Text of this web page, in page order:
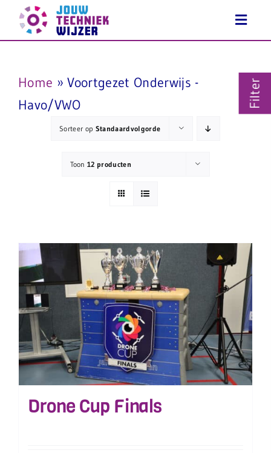
naar
Home »Voortgezet Onderwijs -
Havo/VWO
Sorteer op Standaardvolgorde
Toon12 producten
Drone Cup Finals
Filter